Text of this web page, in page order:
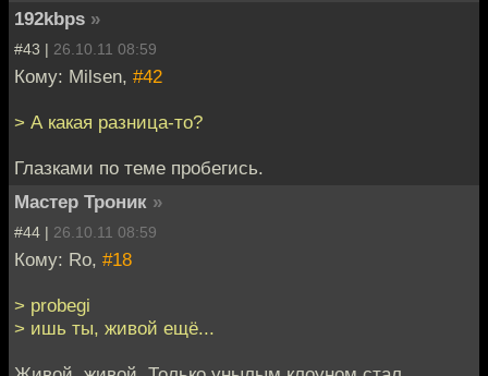
192kbps »
#43 | 26.10.11 08:59
Кому: Milsen, #42
> А какая разница-то?
Глазками по теме пробегись.
Мастер Троник »
#44 | 26.10.11 08:59
Кому: Ro, #18
> probegi
> ишь ты, живой ещё...